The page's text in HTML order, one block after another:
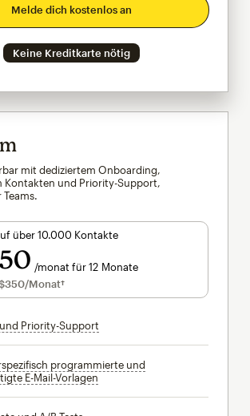
Melde dich kostenlos an
Keine Kreditkarte nötig
mit dediziertem Onboarding,
Kontakten und Priority-Support,
über 10.000 Kontakte
50 /monat für 12 Monate
für 12 Monate
/Monat†pro Monat†
Priority-Support
programmierte und
E-Mail-Vorlagen